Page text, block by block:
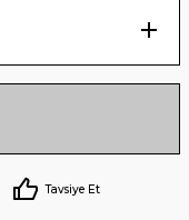
Tavsiye Et